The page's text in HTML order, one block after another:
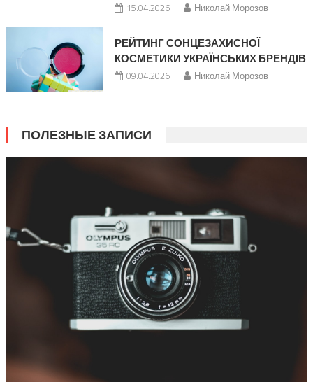
15.04.2026 Николай Морозов
РЕЙТИНГ СОНЦЕЗАХИСНОЇ
КОСМЕТИКИ УКРАЇНСЬКИХ БРЕНДІВ
09.04.2026 Николай Морозов
ПОЛЕЗНЫЕ ЗАПИСИ